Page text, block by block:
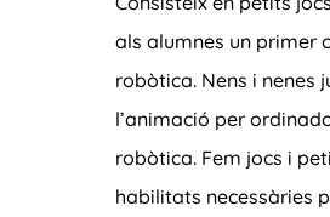
als alumnes un primer
robòtica. Nens i nenes
l’animació per
robòtica. Fem jocs i
habilitats necessàries